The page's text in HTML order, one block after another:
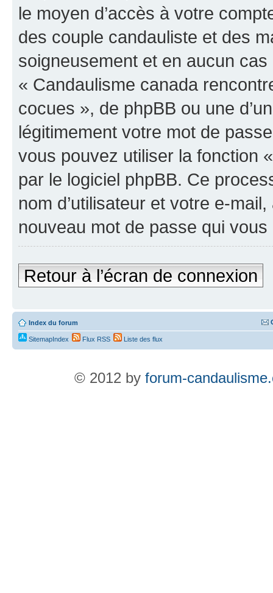
le moyen d’accès à votre
des couple candauliste et des
soigneusement et en aucun
« Candaulisme canada
cocues », de phpBB ou une
légitimement votre mot de
vous pouvez utiliser la fonction
par le logiciel phpBB. Ce
nom d’utilisateur et votre e-
nouveau mot de passe qui
Retour à l’écran de connexion
Index du forum
SitemapIndex Flux RSS Liste des flux
© 2012 by forum-